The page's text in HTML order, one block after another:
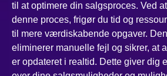
til at optimere din salgsproces. Ved
denne proces, frigør du tid og
til mere værdiskabende opgaver.
eliminerer manuelle fejl og sikrer, at
er opdateret i realtid. Dette giver dig